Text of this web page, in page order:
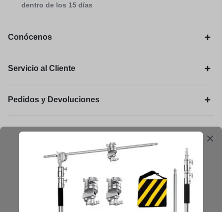
dentro de los 15 días
Conócenos
Servicio al Cliente
Pedidos y Devoluciones
Legal
Mantengámonos en contacto
Obtenga consejos, sugerencias, actualizaciones y más.